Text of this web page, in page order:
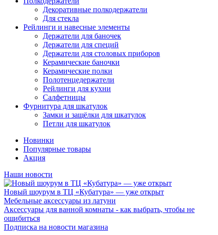
Декоративные полкодержатели
Для стекла
Рейлинги и навесные элементы
Держатели для баночек
Держатели для специй
Держатели для столовых приборов
Керамические баночки
Керамические полки
Полотенцедержатели
Рейлинги для кухни
Салфетницы
Фурнитура для шкатулок
Замки и защёлки для шкатулок
Петли для шкатулок
Новинки
Популярные товары
Акция
Наши новости
Новый шоурум в ТЦ «Кубатура» — уже открыт
Мебельные аксессуары из латуни
Аксессуары для ванной комнаты - как выбрать, чтобы не
ошибиться
Подписка на новости магазина